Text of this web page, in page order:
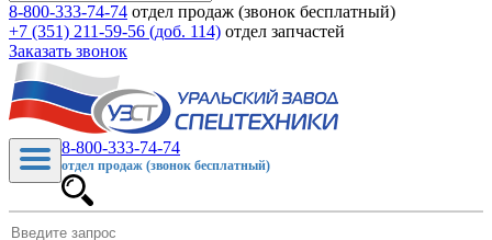
8-800-333-74-74 отдел продаж (звонок бесплатный)
+7 (351) 211-59-56 (доб. 114) отдел запчастей
Заказать звонок
8-800-333-74-74
отдел продаж (звонок бесплатный)